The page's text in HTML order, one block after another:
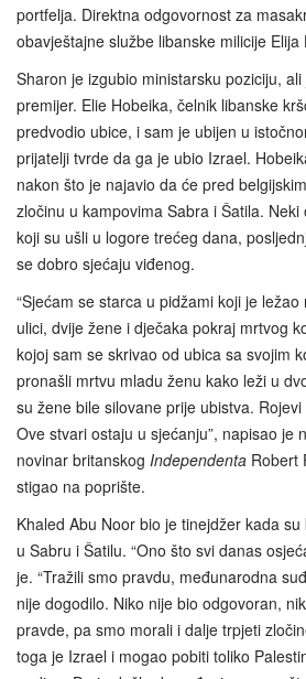
portfelja. Direktna odgovornost za
obavještajne službe libanske milicije Elija
Sharon je izgubio ministarsku poziciju,
premijer. Elie Hobeika, čelnik libanske
predvodio ubice, i sam je ubijen u
prijatelji tvrde da ga je ubio Izrael.
nakon što je najavio da će pred
zločinu u kampovima Sabra i Šatila.
koji su ušli u logore trećeg dana,
se dobro sjećaju viđenog.
“Sjećam se starca u pidžami koji je
ulici, dvije žene i dječaka pokraj mrtvog
kojoj sam se skrivao od ubica sa svojim
pronašli mrtvu mladu ženu kako leži u
su žene bile silovane prije ubistva.
Ove stvari ostaju u sjećanju”, napisao je
novinar britanskog Independenta Robert
stigao na poprište.
Khaled Abu Noor bio je tinejdžer kada
u Sabru i Šatilu. “Ono što svi danas
je. “Tražili smo pravdu, međunarodna
nije dogodilo. Niko nije bio odgovoran,
pravde, pa smo morali i dalje trpjeti
toga je Izrael i mogao pobiti toliko